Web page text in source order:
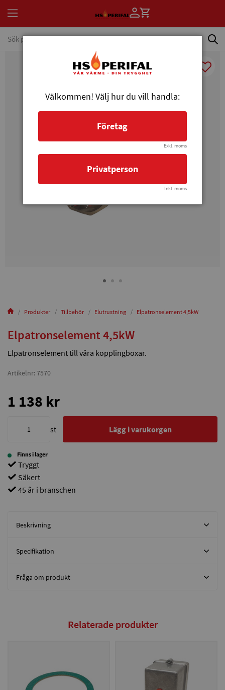
Produkter Tillbehör Elutrustning Elpatronselement 4,5kW
Elpatronselement 4,5kW
Elpatronselement till våra kopplingboxar.
Artikelnr: 7570
1 138 kr
st Lägg i varukorgen
Finns i lager
Tryggt
Säkert
45 år i branschen
Beskrivning
Specifikation
Fråga om produkt
Relaterade produkter
Välkommen! Välj hur du vill handla:
Företag
Exkl. moms
Privatperson
Inkl. moms